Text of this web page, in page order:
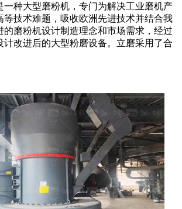
一种大型磨粉机，专门为解决工业磨机产
等技术难题，吸收欧洲先进技术并结合我
的磨粉机设计制造理念和市场需求，经过
计改进后的大型粉磨设备。立磨采用了合